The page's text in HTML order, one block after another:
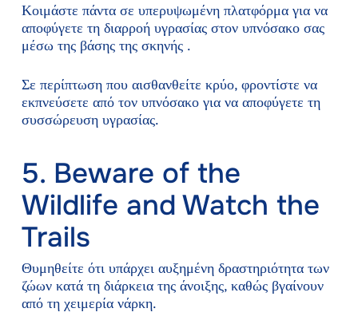
Κοιμάστε πάντα σε υπερυψωμένη πλατφόρμα για να
αποφύγετε τη διαρροή υγρασίας στον υπνόσακο σας
μέσω της βάσης της σκηνής .
Σε περίπτωση που αισθανθείτε κρύο, φροντίστε να
εκπνεύσετε από τον υπνόσακο για να αποφύγετε τη
συσσώρευση υγρασίας.
5. Beware of the
Wildlife and Watch the
Trails
Θυμηθείτε ότι υπάρχει αυξημένη δραστηριότητα των
ζώων κατά τη διάρκεια της άνοιξης, καθώς βγαίνουν
από τη χειμερία νάρκη.